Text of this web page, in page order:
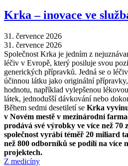
Krka –⁠ inovace ve
31. července 2026
31. července 2026
Společnost Krka je jedním z
léčiv v Evropě, který posiluje svou
generických přípravků. Jedná se o
účinnou látku jako originální
hodnotu, například vylepšenou
látek, jednodušší dávkování nebo
Během sedmi desetiletí se Krka
v Novém mestě v mezinárodní
prodává své výrobky ve více než 70
společnost vyrábí téměř 20 miliard
než 800 odborníků se podílí na více
projektech.
Z medicíny